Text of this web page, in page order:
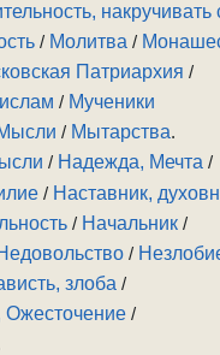
накручивать
/ Молитва /
Патриархия /
/ Мученики
/ Мытарства.
/ Надежда, Мечта /
/ Наставник,
/ Начальник /
/
злоба /
Ожесточение /